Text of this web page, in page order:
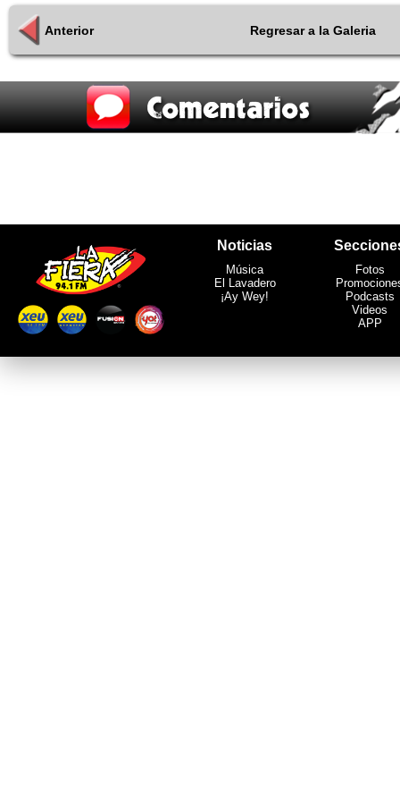
Anterior Regresar a la Galeria
Noticias
Música
El Lavadero
¡Ay Wey!
Fotos
Podcasts
Videos
APP